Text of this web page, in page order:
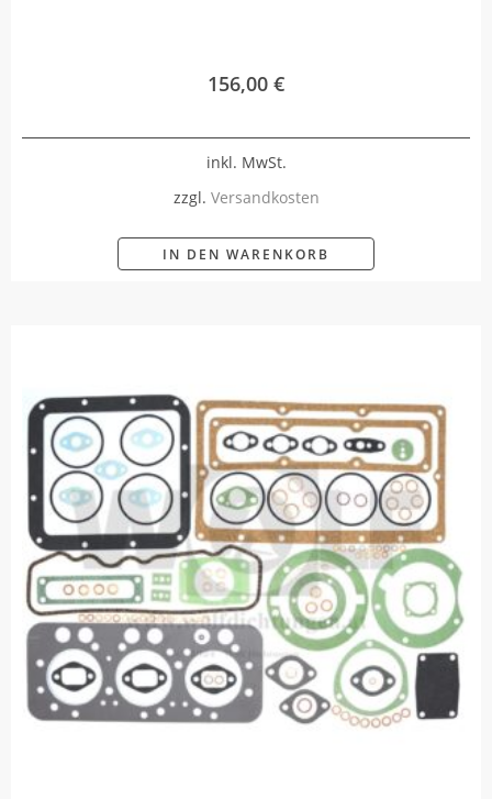
156,00 €
inkl. MwSt.
zzgl. Versandkosten
IN DEN WARENKORB